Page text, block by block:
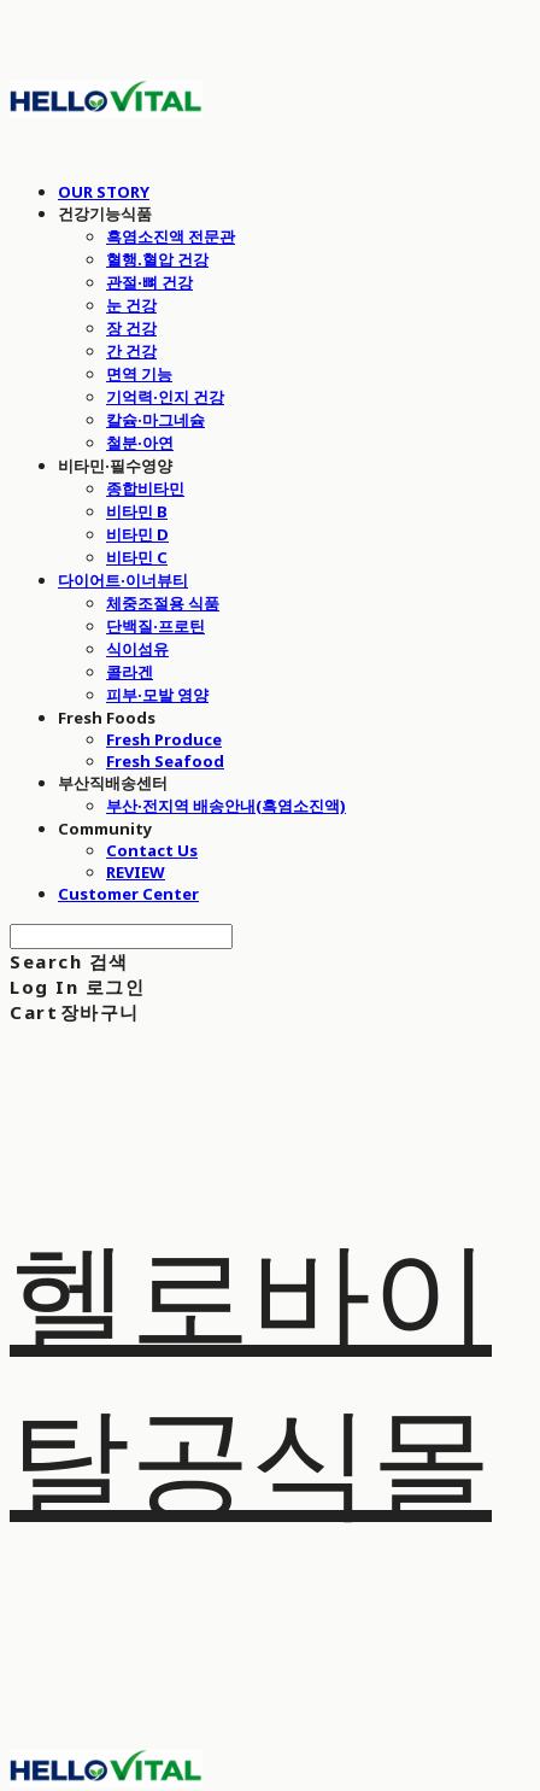
OUR STORY
건강기능식품
흑염소진액 전문관
혈행.혈압 건강
관절·뼈 건강
눈 건강
장 건강
간 건강
면역 기능
기억력·인지 건강
칼슘·마그네슘
철분·아연
비타민·필수영양
종합비타민
비타민 B
비타민 D
비타민 C
다이어트·이너뷰티
체중조절용 식품
단백질·프로틴
식이섬유
콜라겐
피부·모발 영양
Fresh Foods
Fresh Produce
Fresh Seafood
부산직배송센터
부산·전지역 배송안내(흑염소진액)
Community
Contact Us
REVIEW
Customer Center
Search 검색
Log In 로그인
Cart 장바구니
헬로바이
탈공식몰